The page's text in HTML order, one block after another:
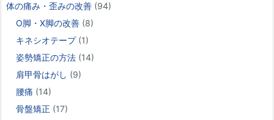
体の痛み・歪みの改善 (94)
O脚・X脚の改善 (8)
キネシオテープ(1)
姿勢矯正の方法 (14)
肩甲骨はがし (9)
腰痛 (14)
骨盤矯正 (17)